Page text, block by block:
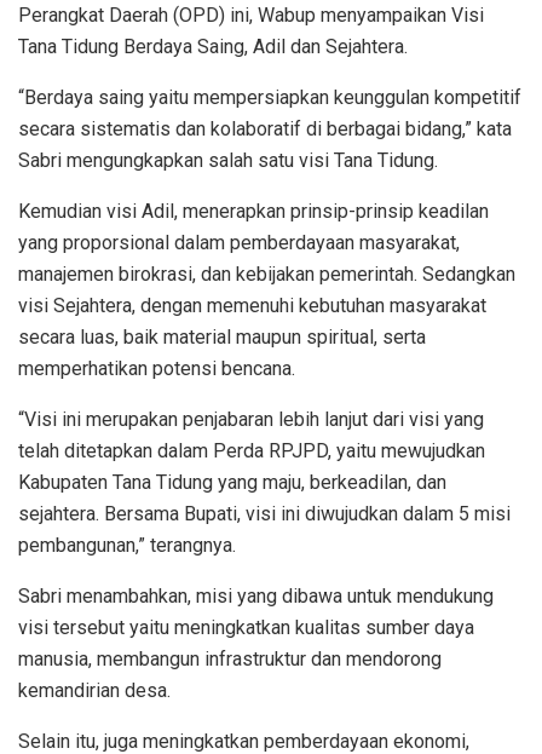
Perangkat Daerah (OPD) ini, Wabup menyampaikan Visi
Tana Tidung Berdaya Saing, Adil dan Sejahtera.
“Berdaya saing yaitu mempersiapkan keunggulan kompetitif
secara sistematis dan kolaboratif di berbagai bidang,” kata
Sabri mengungkapkan salah satu visi Tana Tidung.
Kemudian visi Adil, menerapkan prinsip-prinsip keadilan
yang proporsional dalam pemberdayaan masyarakat,
manajemen birokrasi, dan kebijakan pemerintah. Sedangkan
visi Sejahtera, dengan memenuhi kebutuhan masyarakat
secara luas, baik material maupun spiritual, serta
memperhatikan potensi bencana.
“Visi ini merupakan penjabaran lebih lanjut dari visi yang
telah ditetapkan dalam Perda RPJPD, yaitu mewujudkan
Kabupaten Tana Tidung yang maju, berkeadilan, dan
sejahtera. Bersama Bupati, visi ini diwujudkan dalam 5 misi
pembangunan,” terangnya.
Sabri menambahkan, misi yang dibawa untuk mendukung
visi tersebut yaitu meningkatkan kualitas sumber daya
manusia, membangun infrastruktur dan mendorong
kemandirian desa.
Selain itu, juga meningkatkan pemberdayaan ekonomi,